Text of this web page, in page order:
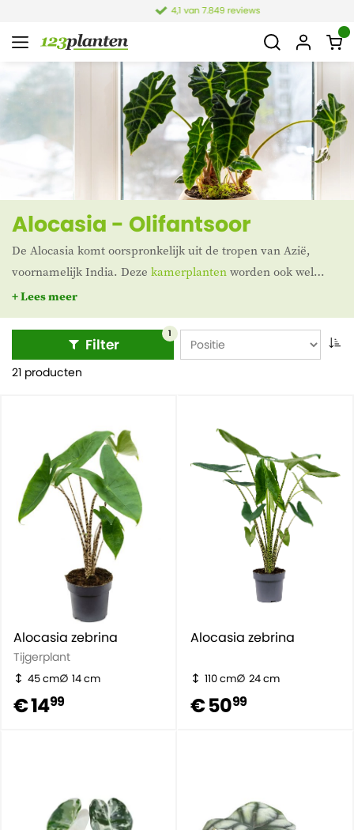
4,1 van 7.849 reviews
Alocasia - Olifantsoor
De Alocasia komt oorspronkelijk uit de tropen van Azië,
voornamelijk India. Deze kamerplantenworden ook wel
Taro, Reuzentaro of Olifantsoor genoemd. Deze laatste naam
is gemakkelijk af te leiden uit de enorme bladeren. Het is
een echte eyecatcher in je interieur.
+ Lees meer
Filter
1
21 producten
Alocasia zebrina
Tijgerplant
45 cm 14 cm
€ 1499
Alocasia zebrina
110 cm 24 cm
€ 5099